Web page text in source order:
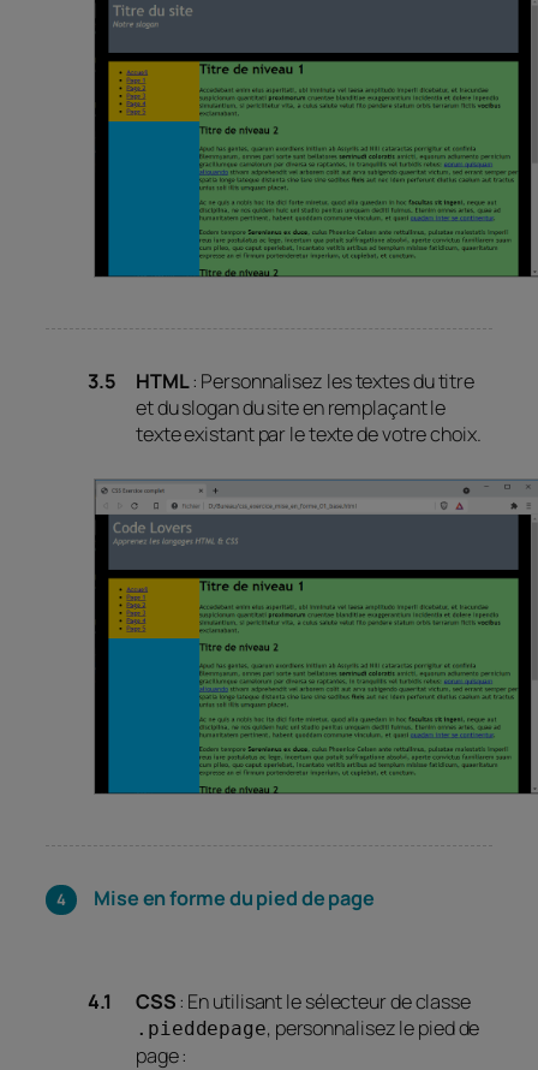
HTML: Personnalisez les textes du titre
et du slogan du site en remplaçant le
texte existant par le texte de votre choix.
Mise en forme du pied de page
CSS: En utilisant le sélecteur de classe
.pieddepage, personnalisez le pied de
page :